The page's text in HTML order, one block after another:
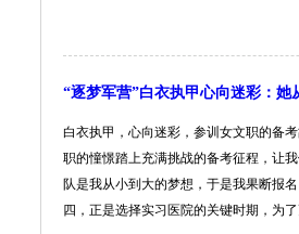
“逐梦军营”白衣执甲心向迷彩：
白衣执甲，心向迷彩，参训女文职的备
职的憧憬踏上充满挑战的备考征程，让
队是我从小到大的梦想，于是我果断报
四，正是选择实习医院的关键时期，为